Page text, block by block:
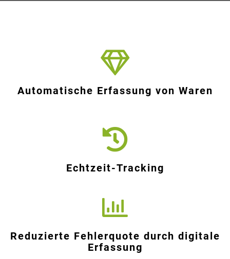
Automatische Erfassung von Waren
Echtzeit-Tracking
Reduzierte Fehlerquote durch digitale
Erfassung